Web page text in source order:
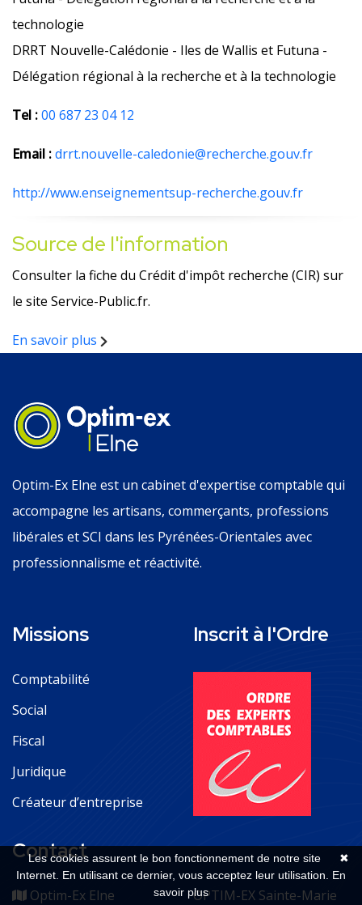
DRRT Nouvelle-Calédonie - Iles de Wallis et Futuna -
Délégation régional à la recherche et à la technologie
Tel :00 687 23 04 12
Email :drrt.nouvelle-caledonie@recherche.gouv.fr
http://www.enseignementsup-recherche.gouv.fr
Source de l'information
Consulter la fiche du Crédit d'impôt recherche (CIR) sur
le site Service-Public.fr.
En savoir plus
Optim-Ex Elne est un cabinet d'expertise comptable qui
accompagne les artisans, commerçants, professions
libérales et SCI dans les Pyrénées-Orientales avec
professionnalisme et réactivité.
Missions
Comptabilité
Social
Fiscal
Juridique
Créateur d’entreprise
Inscrit à l'Ordre
Contact
Optim-Ex Elne OPTIM-EX Sainte-Marie
✖
Les cookies assurent le bon fonctionnement de notre site
Internet. En utilisant ce dernier, vous acceptez leur utilisation. En
savoir plus